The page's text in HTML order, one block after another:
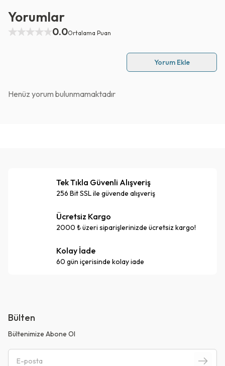
Yorumlar
0.0Ortalama Puan
Yorum Ekle
Henüz yorum bulunmamaktadır
Tek Tıkla Güvenli Alışveriş
256 Bit SSL ile güvende alışveriş
Ücretsiz Kargo
2000 ₺ üzeri siparişlerinizde ücretsiz kargo!
Kolay İade
60 gün içerisinde kolay iade
Bülten
Bültenimize Abone Ol